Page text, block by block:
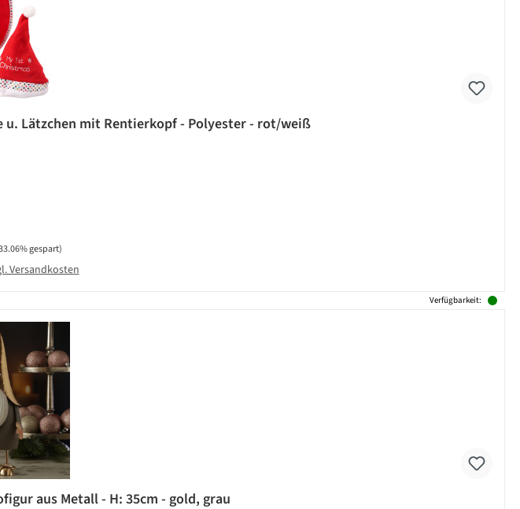
u. Lätzchen mit Rentierkopf - Polyester - rot/weiß
Preis: gespart)
Versandkosten
Verfügbarkeit:
aus Metall - H: 35cm - gold, grau